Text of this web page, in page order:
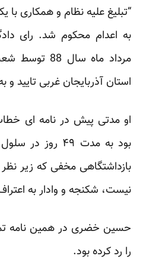
“تبلیغ علیه نظام و همکاری با
به اعدام محکوم شد. رای
استان آذربایجان غربی تایید و
او مدتی پیش در نامه ای
بود به مدت ۴۹
بازداشتگاهی مخفی که زیر
نیست، شکنجه و وادار به
حسین خضری در همین نامه
را رد کرده بود.